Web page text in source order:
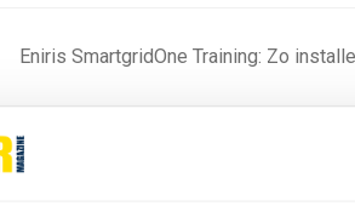
Eniris SmartgridOne Training: Zo
Sigenergy Training - Residentieel